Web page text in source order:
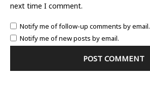
next time I comment.
Notify me of follow-up comments by email.
Notify me of new posts by email.